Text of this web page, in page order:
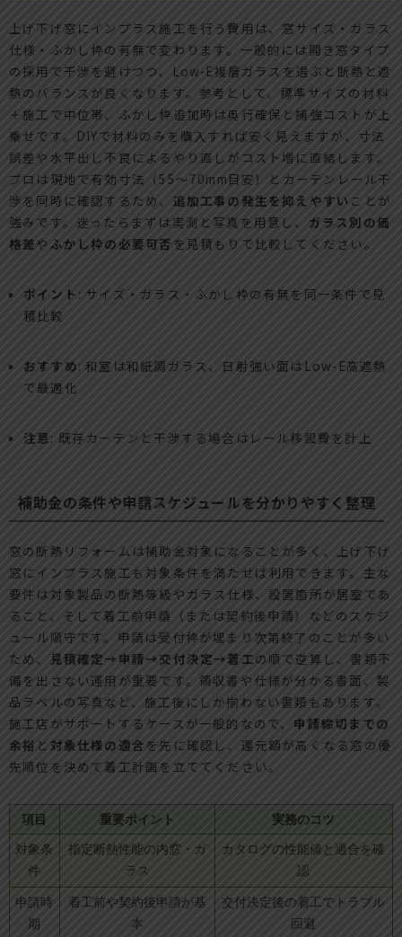
上げ下げ窓にインプラス施工を行う費用は、窓サイズ・ガラス
仕様・ふかし枠の有無で変わります。一般的には開き窓タイプ
の採用で干渉を避けつつ、Low-E複層ガラスを選ぶと断熱と遮
熱のバランスが良くなります。参考として、標準サイズの材料
＋施工で中位帯、ふかし枠追加時は奥行確保と補強コストが上
乗せです。DIYで材料のみを購入すれば安く見えますが、寸法
誤差や水平出し不良によるやり直しがコスト増に直結します。
プロは現地で有効寸法（55〜70mm目安）とカーテンレール干
渉を同時に確認するため、 追加工事の発生を抑えやすい ことが
強みです。迷ったらまずは実測と写真を用意し、 ガラス別の価
格差や ふかし枠の必要可否 を見積もりで比較してください。
ポイント : サイズ・ガラス・ふかし枠の有無を同一条件で見
積比較
おすすめ: 和室は和紙調ガラス、日射強い面はLow-E高遮熱
で最適化
注意 : 既存カーテンと干渉する場合はレール移設費を計上
補助金の条件や申請スケジュールを分かりやすく整理
窓の断熱リフォームは補助金対象になることが多く、上げ下げ
窓にインプラス施工も対象条件を満たせば利用できます。主な
要件は対象製品の断熱等級やガラス仕様、設置箇所が居室であ
ること、そして着工前申請（または契約後申請）などのスケジ
ュール順守です。申請は受付枠が埋まり次第終了のことが多い
ため、
見積確定→申請→交付決定→着工の順で逆算し、書類不
備を出さない運用が重要です。領収書や仕様が分かる書面、製
品ラベルの写真など、施工後にしか揃わない書類もあります。
施工店がサポートするケースが一般的なので、 申請締切までの
余裕 と 対象仕様の適合 を先に確認し、還元額が高くなる窓の優
先順位を決めて着工計画を立ててください。
項目 重要ポイント 実務のコツ
対象条
件
指定断熱性能の内窓・ガ
ラス
カタログの性能値と適合を確
認
申請時
期
着工前や契約後申請が基
本
交付決定後の着工でトラブル
回避